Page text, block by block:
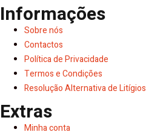
Informações
Sobre nós
Contactos
Política de Privacidade
Termos e Condições
Resolução Alternativa de Litígios
Extras
Minha conta